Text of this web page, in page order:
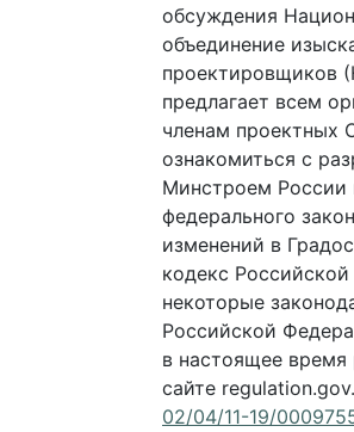
обсуждения
объединение
проектировщиков
предлагает всем
членам проектных
ознакомиться с
Минстроем России
федерального
изменений в
кодекс
некоторые
Российской
в настоящее
сайте
02/04/11-19/